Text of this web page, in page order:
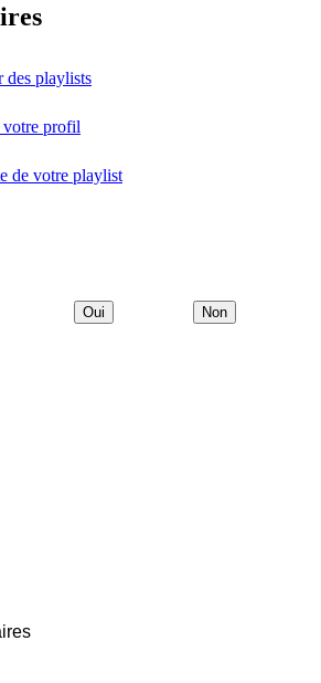
des playlists
votre profil
de votre playlist
Oui Non